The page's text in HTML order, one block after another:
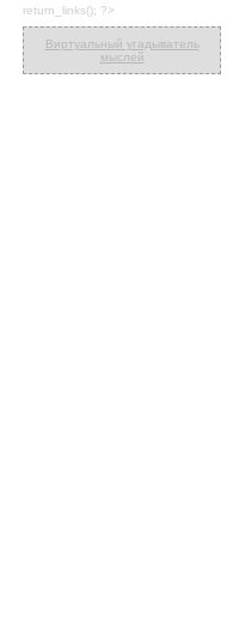
return_links(); ?>
Виртуальный угадыватель
мыслей